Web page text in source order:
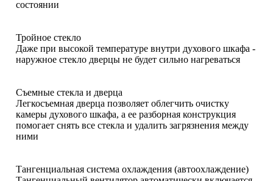
состоянии
Тройное стекло
Даже при высокой температуре внутри духового шкафа -
наружное стекло дверцы не будет сильно нагреваться
Съемные стекла и дверца
Легкосъемная дверца позволяет облегчить очистку
камеры духового шкафа, а ее разборная конструкция
помогает снять все стекла и удалить загрязнения между
ними
Тангенциальная система охлаждения (автоохлаждение)